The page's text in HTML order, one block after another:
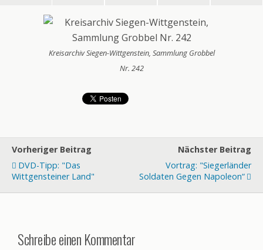
Kreisarchiv Siegen-Wittgenstein, Sammlung Grobbel
Nr. 242
Vorheriger Beitrag
DVD-Tipp: "Das
Wittgensteiner Land"
Nächster Beitrag
Vortrag: "Siegerländer
Soldaten Gegen Napoleon“
Schreibe einen Kommentar